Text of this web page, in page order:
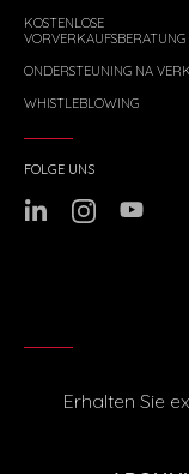
KOSTENLOSE
VORVERKAUFSBERATUNG
ONDERSTEUNING NA
WHISTLEBLOWING
FOLGE UNS
Erhalten Sie